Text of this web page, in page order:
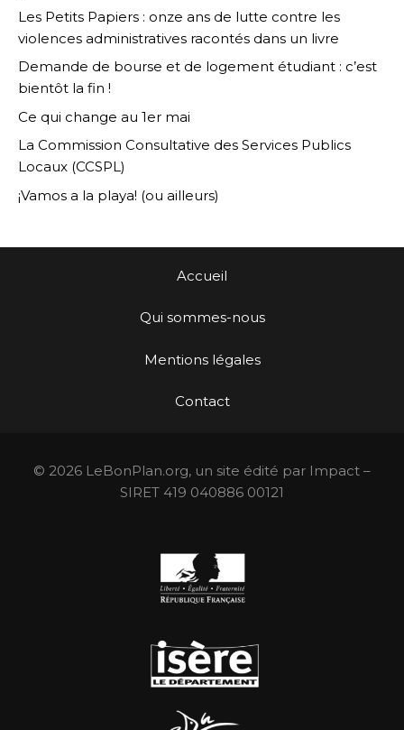
Les Petits Papiers : onze ans de lutte contre les
violences administratives racontés dans un livre
Demande de bourse et de logement étudiant : c’est
bientôt la fin !
Ce qui change au 1er mai
La Commission Consultative des Services Publics
Locaux (CCSPL)
¡Vamos a la playa! (ou ailleurs)
Accueil
Qui sommes-nous
Mentions légales
Contact
© 2026 LeBonPlan.org, un site édité par Impact –
SIRET 419 040886 00121